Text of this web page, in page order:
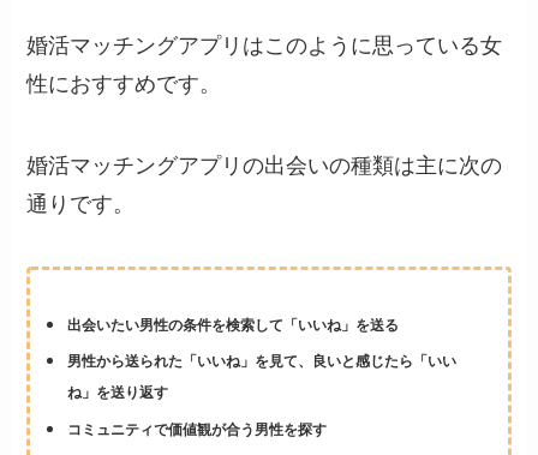
婚活マッチングアプリはこのように思っている女
性におすすめです。
婚活マッチングアプリの出会いの種類は主に次の
通りです。
出会いたい男性の条件を検索して「いいね」を送る
男性から送られた「いいね」を見て、良いと感じたら「いい
ね」を送り返す
コミュニティで価値観が合う男性を探す